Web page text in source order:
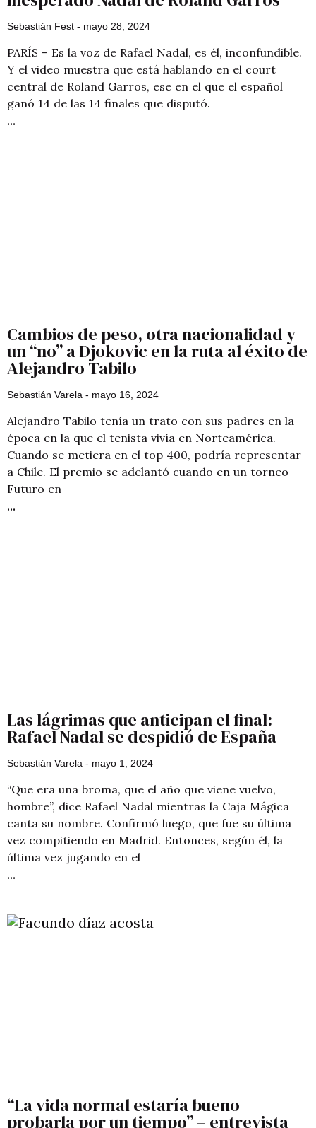
Sebastián Fest mayo 28, 2024
PARÍS – Es la voz de Rafael Nadal, es él, inconfundible.
Y el video muestra que está hablando en el court
central de Roland Garros, ese en el que el español
ganó 14 de las 14 finales que disputó.
Cambios de peso, otra nacionalidad y
un “no” a Djokovic en la ruta al éxito de
Alejandro Tabilo
Sebastián Varela mayo 16, 2024
Alejandro Tabilo tenía un trato con sus padres en la
época en la que el tenista vivía en Norteamérica.
Cuando se metiera en el top 400, podría representar
a Chile. El premio se adelantó cuando en un torneo
Futuro en
Las lágrimas que anticipan el final:
Rafael Nadal se despidió de España
Sebastián Varela mayo 1, 2024
“Que era una broma, que el año que viene vuelvo,
hombre”, dice Rafael Nadal mientras la Caja Mágica
canta su nombre. Confirmó luego, que fue su última
vez compitiendo en Madrid. Entonces, según él, la
última vez jugando en el
“La vida normal estaría bueno
probarla por un tiempo” – entrevista